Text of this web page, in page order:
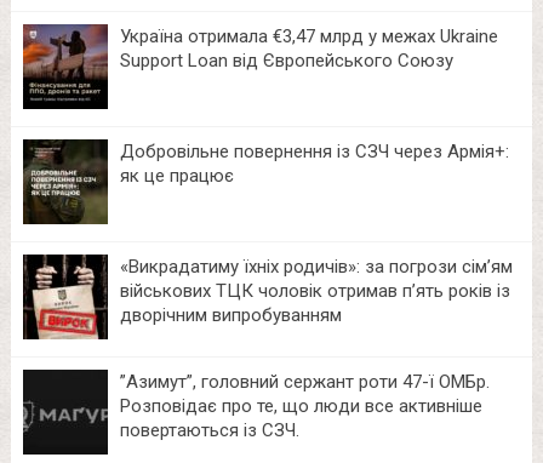
Україна отримала €3,47 млрд у межах Ukraine
Support Loan від Європейського Союзу
Добровільне повернення із СЗЧ через Армія+:
як це працює
«Викрадатиму їхніх родичів»: за погрози сім’ям
військових ТЦК чоловік отримав п’ять років із
дворічним випробуванням
⁨”Азимут”, головний сержант роти 47-ї ОМБр.
Розповідає про те, що люди все активніше
повертаються із СЗЧ.